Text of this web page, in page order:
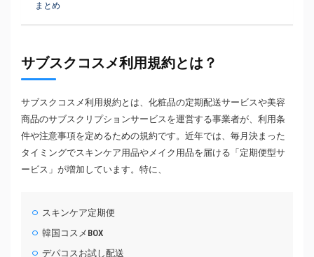
まとめ
サブスクコスメ利用規約とは？
サブスクコスメ利用規約とは、化粧品の定期配送サービスや美容
商品のサブスクリプションサービスを運営する事業者が、利用条
件や注意事項を定めるための規約です。近年では、毎月決まった
タイミングでスキンケア用品やメイク用品を届ける「定期便型サ
ービス」が増加しています。特に、
スキンケア定期便
韓国コスメBOX
デパコスお試し配送